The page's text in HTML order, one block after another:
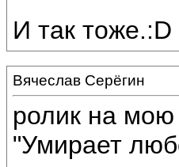
И так тоже.:D
Вячеслав Серёгин
ролик на
"Умирает